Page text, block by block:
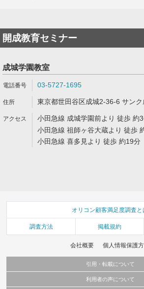
開成教育セミナー
成城学園教室
03-5727-1695
東京都世田谷区成城2-36-6 サン
小田急線 成城学園前より 徒歩 約
小田急線 祖師ヶ谷大蔵より 徒歩
小田急線 喜多見より 徒歩 約19分
オリコン顧客満足度調査と
調査方法 掲載規約
会社概要 個人情報保護
引用・転載について
当サイトで公開されている情報（文字、写真、イラスト、
利用者の声について